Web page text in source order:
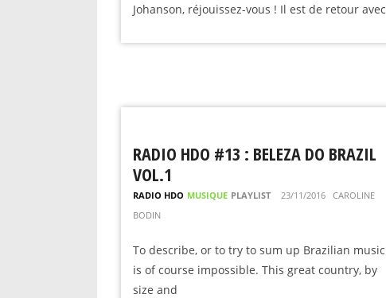
Johanson, réjouissez-vous ! Il est de retour avec
RADIO HDO #13 : BELEZA DO BRAZIL
VOL.1
RADIO HDO MUSIQUE PLAYLIST 23/11/2016 CAROLINE
BODIN
To describe, or to try to sum up Brazilian music
is of course impossible. This great country, by
size and